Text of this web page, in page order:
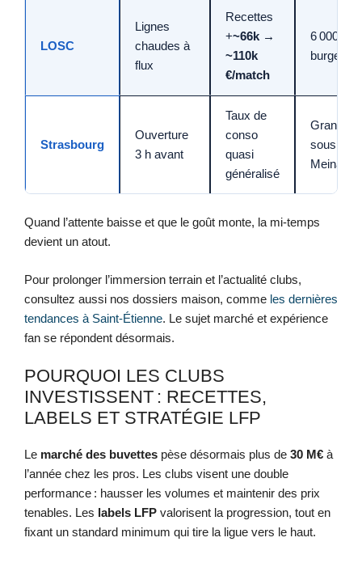
LOSC
Lignes
chaudes à
flux
Recettes
+~66k →
~110k
€/match
6 000
burgers/
Strasbourg
Ouverture
3 h avant
Taux de
conso
quasi
généralisé
Grand
sous la
Meinau
Quand l’attente baisse et que le goût monte, la mi-temps
devient un atout.
Pour prolonger l’immersion terrain et l’actualité clubs,
consultez aussi nos dossiers maison, comme les dernières
tendances à Saint‑Étienne. Le sujet marché et expérience
fan se répondent désormais.
POURQUOI LES CLUBS
INVESTISSENT : RECETTES,
LABELS ET STRATÉGIE LFP
Le marché des buvettes pèse désormais plus de 30 M€ à
l’année chez les pros. Les clubs visent une double
performance : hausser les volumes et maintenir des prix
tenables. Les labels LFP valorisent la progression, tout en
fixant un standard minimum qui tire la ligue vers le haut.